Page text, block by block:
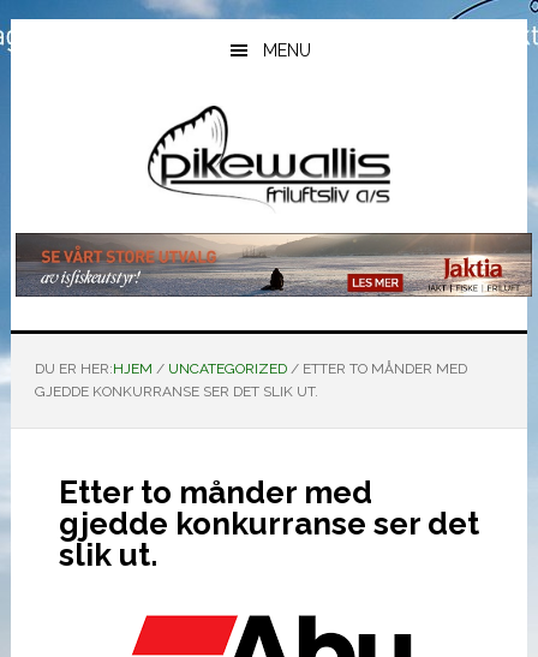
Hopp
til
Hopp
til
Hopp
til
MENU
DU ER HER:HJEM / UNCATEGORIZED /ETTER TO MÅNDER MED
GJEDDE KONKURRANSE SER DET SLIK UT.
Etter to månder med
gjedde konkurranse ser det
slik ut.